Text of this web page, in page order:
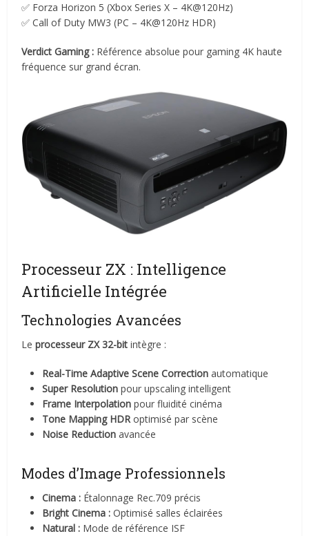
✅ Forza Horizon 5 (Xbox Series X – 4K@120Hz)
✅ Call of Duty MW3 (PC – 4K@120Hz HDR)
Verdict Gaming : Référence absolue pour gaming 4K haute
fréquence sur grand écran.
Processeur ZX : Intelligence
Artificielle Intégrée
Technologies Avancées
Leprocesseur ZX 32-bit intègre :
Real-Time Adaptive Scene Correction automatique
Super Resolution pour upscaling intelligent
Frame Interpolation pour fluidité cinéma
Tone Mapping HDRoptimisé par scène
Noise Reduction avancée
Modes d’Image Professionnels
Cinema : Étalonnage Rec.709 précis
Bright Cinema : Optimisé salles éclairées
Natural : Mode de référence ISF